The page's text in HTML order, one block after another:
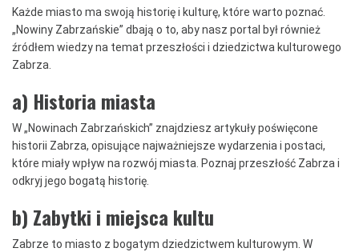
Każde miasto ma swoją historię i kulturę, które warto poznać.
„Nowiny Zabrzańskie” dbają o to, aby nasz portal był również
źródłem wiedzy na temat przeszłości i dziedzictwa kulturowego
Zabrza.
a) Historia miasta
W „Nowinach Zabrzańskich” znajdziesz artykuły poświęcone
historii Zabrza, opisujące najważniejsze wydarzenia i postaci,
które miały wpływ na rozwój miasta. Poznaj przeszłość Zabrza i
odkryj jego bogatą historię.
b) Zabytki i miejsca kultu
Zabrze to miasto z bogatym dziedzictwem kulturowym. W